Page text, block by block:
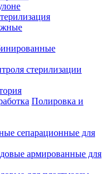
стерилизации
Полировка и
сепарационные для
армированные для